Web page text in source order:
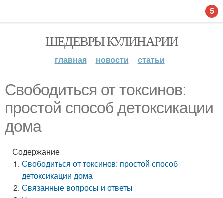
ШЕДЕВРЫ КУЛИНАРИИ
главная новости статьи
Свободиться от токсинов:
простой способ детоксикации
дома
Содержание
Свободиться от токсинов: простой способ
детоксикации дома
Связанные вопросы и ответы
5